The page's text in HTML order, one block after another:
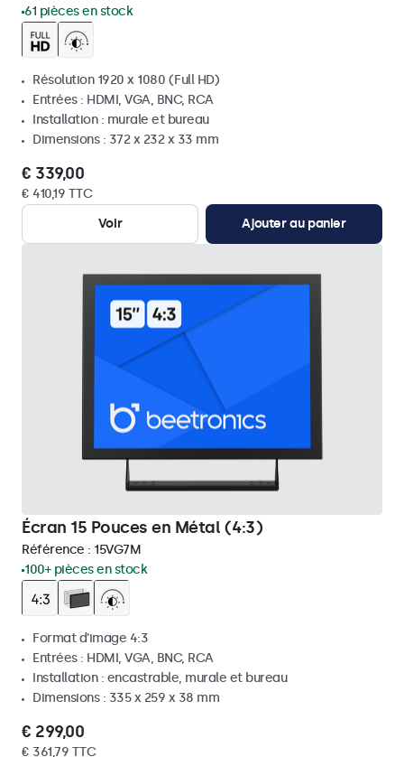
61 pièces en stock
Résolution 1920 x 1080 (Full HD)
Entrées : HDMI, VGA, BNC, RCA
Installation : murale et bureau
Dimensions : 372 x 232 x 33 mm
€ 339,00
€ 410,19 TTC
Voir
Ajouter au panier
Écran 15 Pouces en Métal (4:3)
Référence : 15VG7M
100+ pièces en stock
Format d'image 4:3
Entrées : HDMI, VGA, BNC, RCA
Installation : encastrable, murale et bureau
Dimensions : 335 x 259 x 38 mm
€ 299,00
€ 361,79 TTC